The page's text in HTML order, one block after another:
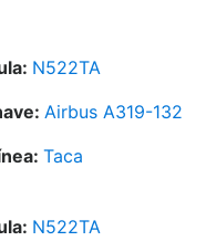
N522TA
Airbus A319-132
Taca
N522TA